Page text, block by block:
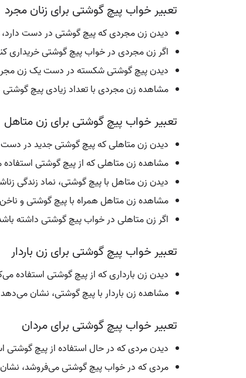
تعبیر خواب پیچ گوشتی برای زنان مجرد
دیدن زن مجردی که پیچ گوشتی در دست دارد،
اگر زن مجردی در خواب پیچ گوشتی خریداری
دیدن پیچ گوشتی شکسته در دست یک زن
مشاهده زن مجردی با تعداد زیادی پیچ گوشتی
تعبیر خواب پیچ گوشتی برای زن متاهل
دیدن زن متاهلی که پیچ گوشتی جدید در دست
مشاهده زن متاهلی که از پیچ گوشتی
دیدن زن متاهل با پیچ گوشتی، نماد زندگی
مشاهده زن متاهل همراه با پیچ گوشتی و
اگر زن متاهلی در خواب پیچ گوشتی داشته
تعبیر خواب پیچ گوشتی برای زن باردار
دیدن زن بارداری که از پیچ گوشتی استفاده
مشاهده زن باردار با پیچ گوشتی، نشان
تعبیر خواب پیچ گوشتی برای مردان
دیدن مردی که در حال استفاده از پیچ
مردی که در خواب پیچ گوشتی می‌فروشد،